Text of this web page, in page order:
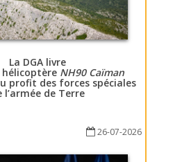
La DGA livre
NH90 Caïman
profit des forces spéciales
l’armée de Terre
26-07-2026